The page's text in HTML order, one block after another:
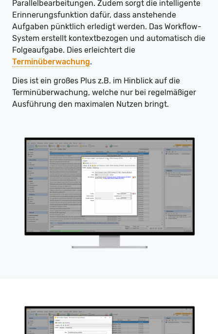
Parallelbearbeitungen. Zudem sorgt die intelligente
Erinnerungsfunktion dafür, dass anstehende
Aufgaben pünktlich erledigt werden. Das Workflow-
System erstellt kontextbezogen und automatisch die
Folgeaufgabe. Dies erleichtert die
Terminüberwachung.
Dies ist ein großes Plus z.B. im Hinblick auf die
Terminüberwachung, welche nur bei regelmäßiger
Ausführung den maximalen Nutzen bringt.